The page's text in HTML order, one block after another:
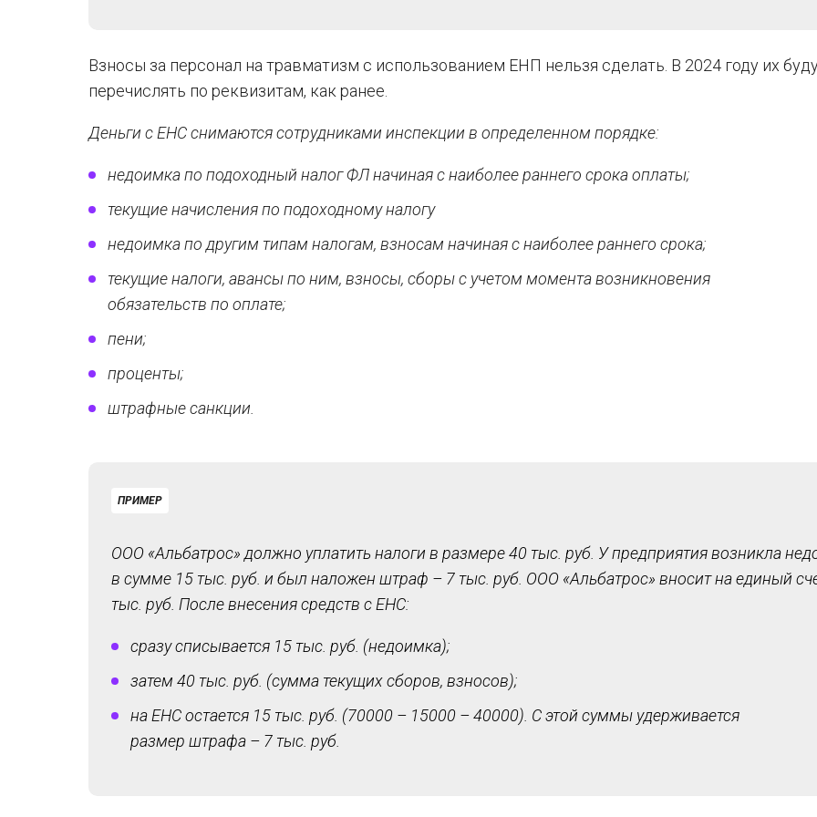
Взносы за персонал на травматизм с использованием ЕНП нельзя сделать. В 2024 году их
перечислять по реквизитам, как ранее.
Деньги с ЕНС снимаются сотрудниками инспекции в определенном порядке:
недоимка по подоходный налог ФЛ начиная с наиболее раннего срока оплаты;
текущие начисления по подоходному налогу
недоимка по другим типам налогам, взносам начиная с наиболее раннего срока;
текущие налоги, авансы по ним, взносы, сборы с учетом момента возникновения
обязательств по оплате;
пени;
проценты;
штрафные санкции.
ПРИМЕР
ООО «Альбатрос» должно уплатить налоги в размере 40 тыс. руб. У предприятия возникла
в сумме 15 тыс. руб. и был наложен штраф – 7 тыс. руб. ООО «Альбатрос» вносит на единый
тыс. руб. После внесения средств с ЕНС:
сразу списывается 15 тыс. руб. (недоимка);
затем 40 тыс. руб. (сумма текущих сборов, взносов);
на ЕНС остается 15 тыс. руб. (70000 – 15000 – 40000). С этой суммы удерживается
размер штрафа – 7 тыс. руб.